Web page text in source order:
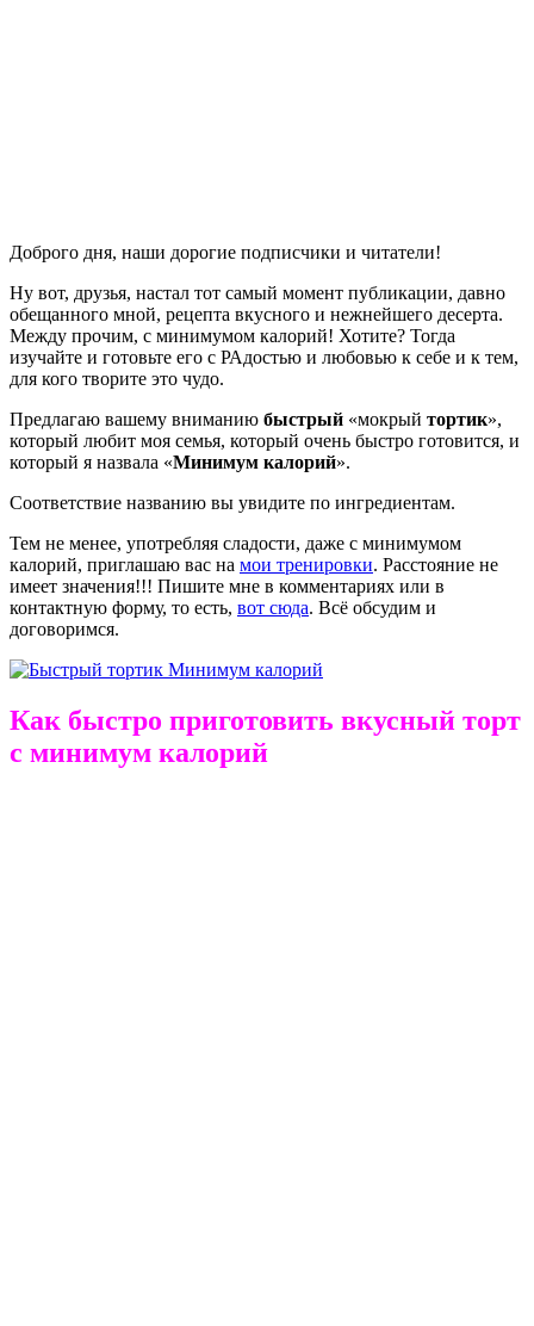
Доброго дня, наши дорогие подписчики и читатели!
Ну вот, друзья, настал тот самый момент публикации, давно
обещанного мной, рецепта вкусного и нежнейшего десерта.
Между прочим, с минимумом калорий! Хотите? Тогда
изучайте и готовьте его с РАдостью и любовью к себе и к тем,
для кого творите это чудо.
Предлагаю вашему вниманию быстрый «мокрый тортик»,
который любит моя семья, который очень быстро готовится, и
который я назвала «Минимум калорий».
Соответствие названию вы увидите по ингредиентам.
Тем не менее, употребляя сладости, даже с минимумом
калорий, приглашаю вас на мои тренировки. Расстояние не
имеет значения!!! Пишите мне в комментариях или в
контактную форму, то есть, вот сюда. Всё обсудим и
договоримся.
Как быстро приготовить вкусный торт
с минимум калорий